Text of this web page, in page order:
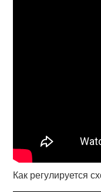
Как регулируется